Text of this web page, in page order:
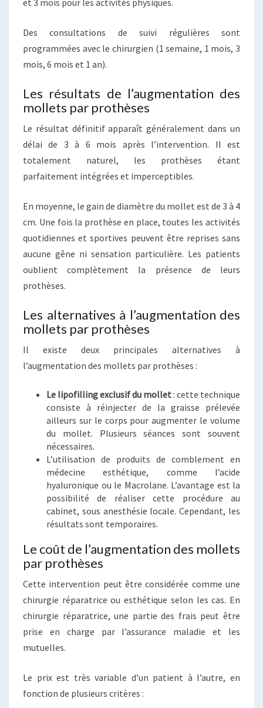
Des consultations de suivi régulières sont
programmées avec le chirurgien (1 semaine, 1 mois, 3
mois, 6 mois et 1 an).
Les résultats de l’augmentation des
mollets par prothèses
Le résultat définitif apparaît généralement dans un
délai de 3 à 6 mois après l’intervention. Il est
totalement naturel, les prothèses étant
parfaitement intégrées et imperceptibles.
En moyenne, le gain de diamètre du mollet est de 3 à 4
cm. Une fois la prothèse en place, toutes les activités
quotidiennes et sportives peuvent être reprises sans
aucune gêne ni sensation particulière. Les patients
oublient complètement la présence de leurs
prothèses.
Les alternatives à l’augmentation des
mollets par prothèses
Il existe deux principales alternatives à
l’augmentation des mollets par prothèses :
Le lipofilling exclusif du mollet: cette technique
consiste à réinjecter de la graisse prélevée
ailleurs sur le corps pour augmenter le volume
du mollet. Plusieurs séances sont souvent
nécessaires.
L’utilisation de produits de comblement en
médecine esthétique, comme l’acide
hyaluronique ou le Macrolane. L’avantage est la
possibilité de réaliser cette procédure au
cabinet, sous anesthésie locale. Cependant, les
résultats sont temporaires.
Le coût de l’augmentation des mollets
par prothèses
Cette intervention peut être considérée comme une
chirurgie réparatrice ou esthétique selon les cas. En
chirurgie réparatrice, une partie des frais peut être
prise en charge par l’assurance maladie et les
mutuelles.
Le prix est très variable d’un patient à l’autre, en
fonction de plusieurs critères :